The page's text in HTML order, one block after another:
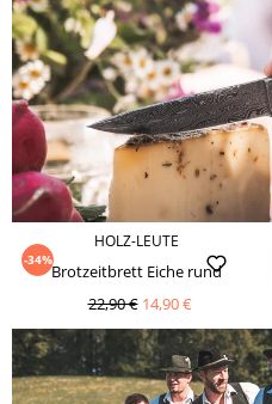
-34%
HOLZ-LEUTE
Brotzeitbrett Eiche rund
22,90 € 14,90 €